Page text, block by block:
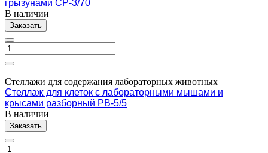
грызунами CP-3/70
В наличии
Заказать
Стеллажи для содержания лабораторных животных
Стеллаж для клеток с лабораторными мышами и
крысами разборный PB-5/5
В наличии
Заказать